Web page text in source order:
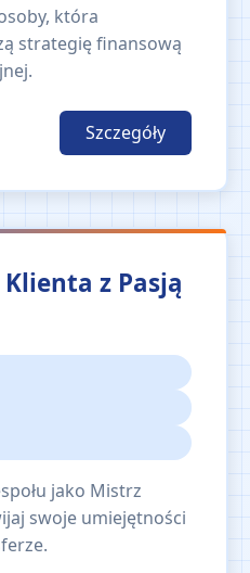
która
strategię finansową
Szczegóły
z Pasją
jako Mistrz
swoje umiejętności